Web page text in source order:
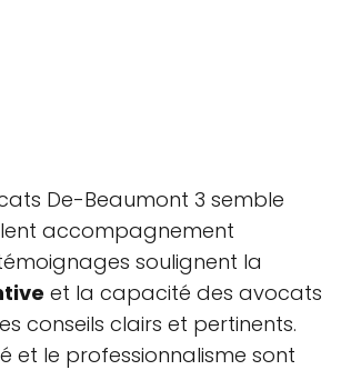
De-Beaumont 3 semble
accompagnement
soulignent la
et la capacité des avocats
conseils clairs et pertinents.
et le professionnalisme sont